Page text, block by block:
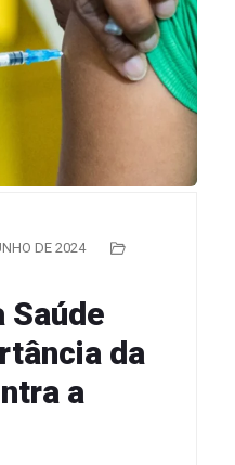
DE 2024
da
a